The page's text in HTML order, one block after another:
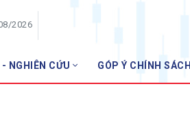
2026
NGHIÊN CỨU GÓP Ý CHÍNH SÁCH